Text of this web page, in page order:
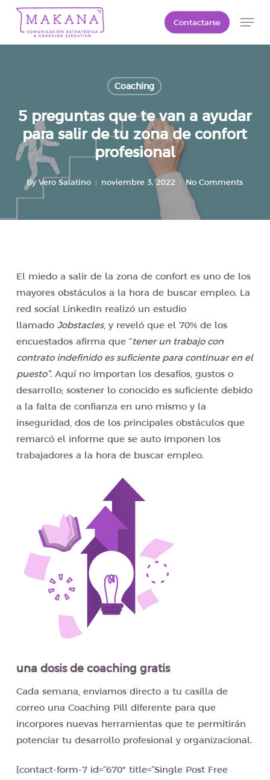
Skip
Contactarse
Coaching
5 preguntas que te van a ayudar
para salir de tu zona de confort
profesional
By Vero Salatino noviembre 3, 2022 No Comments
El miedo a salir de la zona de confort es uno de los
mayores obstáculos a la hora de buscar empleo. La
red social LinkedIn realizó un estudio
llamado Jobstacles, y reveló que el 70% de los
encuestados afirma que “tener un trabajo con
contrato indefinido es suficiente para continuar en el
puesto”. Aquí no importan los desafíos, gustos o
desarrollo; sostener lo conocido es suficiente debido
a la falta de confianza en uno mismo y la
inseguridad, dos de los principales obstáculos que
remarcó el informe que se auto imponen los
trabajadores a la hora de buscar empleo.
una dosis de coaching gratis
Cada semana, enviamos directo a tu casilla de
correo una Coaching Pill diferente para que
incorpores nuevas herramientas que te permitirán
potenciar tu desarrollo profesional y organizacional.
[contact-form-7 id=”670″ title=”Single Post Free